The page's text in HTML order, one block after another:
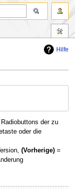
Hilfe
der zu
oder die
(Vorherige)=